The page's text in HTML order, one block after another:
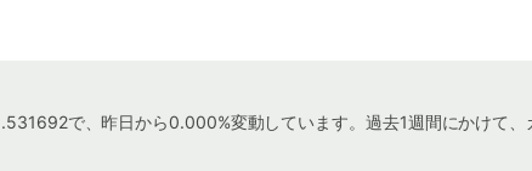
で、昨日から0.000%変動しています。過去1週間にかけて